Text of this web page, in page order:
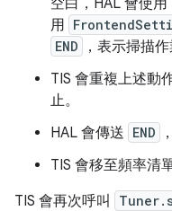
空白，HAL 會使
用
END
，表示掃描作
TIS 會重複上述動
止。
HAL 會傳送 END
TIS 會移至頻率清
TIS 會再次呼叫